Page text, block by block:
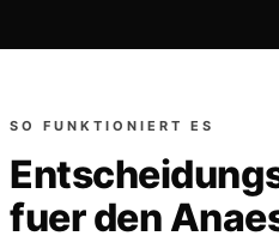
SO FUNKTIONIERT ES
fuer den